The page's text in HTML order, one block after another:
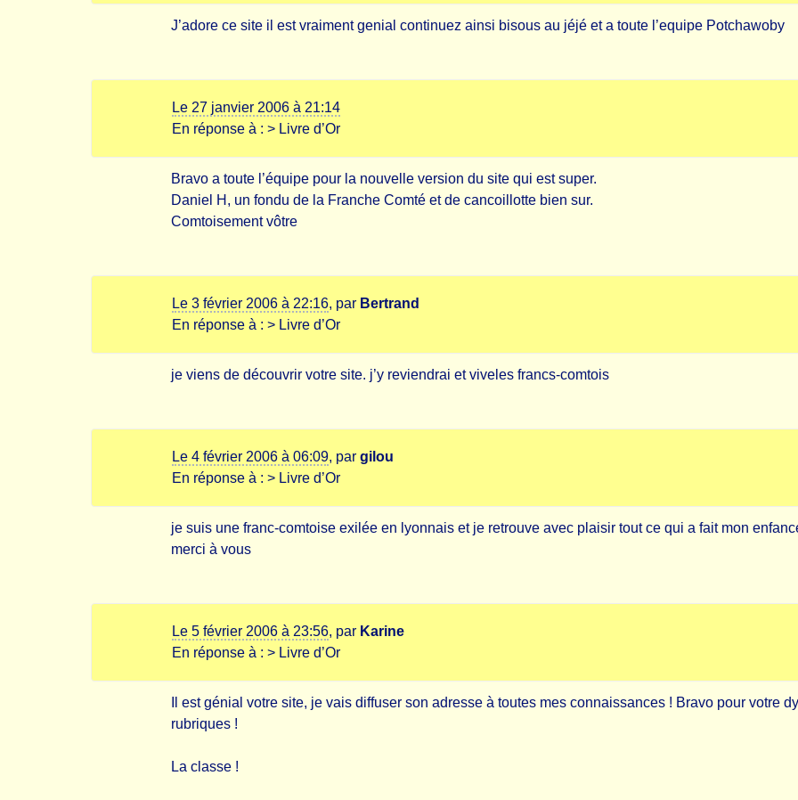
J’adore ce site il est vraiment genial continuez ainsi bisous au jéjé et a toute l’equipe Potchawoby
Le 27 janvier 2006 à 21:14
En réponse à : > Livre d’Or
Bravo a toute l’équipe pour la nouvelle version du site qui est super.
Daniel H, un fondu de la Franche Comté et de cancoillotte bien sur.
Comtoisement vôtre
Le 3 février 2006 à 22:16, par Bertrand
En réponse à : > Livre d’Or
je viens de découvrir votre site. j’y reviendrai et viveles francs-comtois
Le 4 février 2006 à 06:09, par gilou
En réponse à : > Livre d’Or
je suis une franc-comtoise exilée en lyonnais et je retrouve avec plaisir tout ce qui a fait mon
merci à vous
Le 5 février 2006 à 23:56, par Karine
En réponse à : > Livre d’Or
Il est génial votre site, je vais diffuser son adresse à toutes mes connaissances ! Bravo pour votre
rubriques !
La classe !